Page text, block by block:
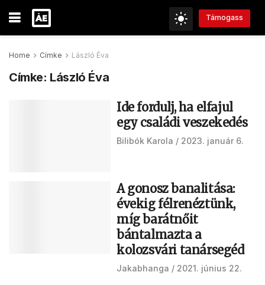
Támogass
Home Címke László Éva
Címke: László Éva
Ide fordulj, ha elfajul
egy családi veszekedés
Bilibók Karola 2023. január 6.
A gonosz banalitása:
évekig félrenéztünk,
míg barátnőit
bántalmazta a
kolozsvári tanársegéd
Jakabhanga 2021. június 22.